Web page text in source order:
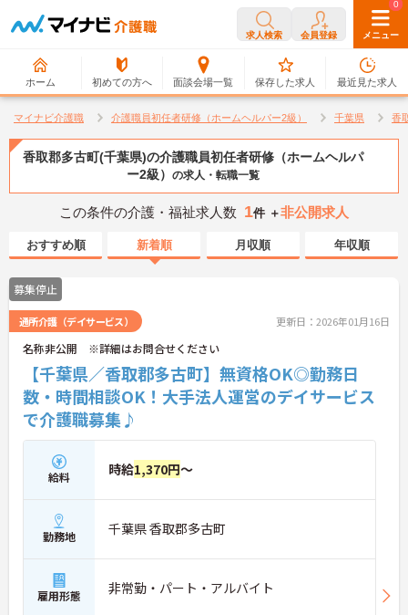
求人検索 会員登録 メニュー
ホーム 初めての方へ 面談会場一覧
0
保存した求人
0
最近見た求人
マイナビ介護職 介護職員初任者研修（ホームヘルパー2級） 千葉県 香
香取郡多古町(千葉県)の介護職員初任者研修（ホームヘルパ
ー2級） の求人・転職一覧
この条件の介護・福祉求人数 1件 ＋非公開求人
おすすめ順 新着順 月収順 年収順
募集停止
通所介護（デイサービス） 更新日：2026年01月16日
名称非公開 ※詳細はお問合せください
【千葉県／香取郡多古町】無資格OK◎勤務日
数・時間相談OK！大手法人運営のデイサービス
で介護職募集♪
給料 時給1,370円～
勤務地 千葉県 香取郡多古町
雇用形態 非常勤・パート・アルバイト